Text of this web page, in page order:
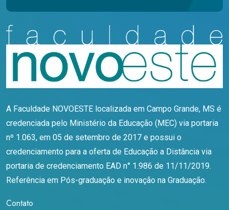
A Faculdade NOVOESTE localizada em Campo Grande, MS é
credenciada pelo Ministério da Educação (MEC) via portaria
nº 1.063, em 05 de setembro de 2017 e possui o
credenciamento para a oferta de Educação a Distância via
portaria de credenciamento EAD n° 1.986 de 11/11/2019.
Referência em Pós-graduação e inovação na Graduação.
Contato